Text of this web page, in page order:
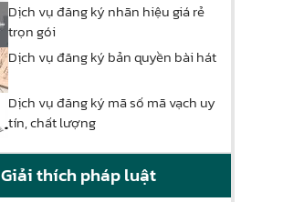
Dịch vụ đăng ký nhãn hiệu giá rẻ
trọn gói
Dịch vụ đăng ký bản quyền bài hát
Dịch vụ đăng ký mã số mã vạch uy
tín, chất lượng
Giải thích pháp luật